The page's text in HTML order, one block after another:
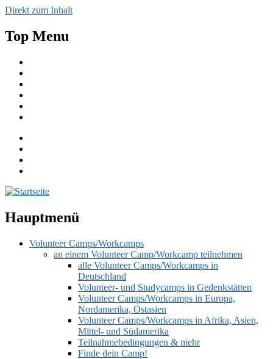
Direkt zum Inhalt
Top Menu
Hauptmenü
Volunteer Camps/Workcamps
an einem Volunteer Camp/Workcamp teilnehmen
alle Volunteer Camps/Workcamps in
Deutschland
Volunteer- und Studycamps in Gedenkstätten
Volunteer Camps/Workcamps in Europa,
Nordamerika, Ostasien
Volunteer Camps/Workcamps in Afrika, Asien,
Mittel- und Südamerika
Teilnahmebedingungen & mehr
Finde dein Camp!